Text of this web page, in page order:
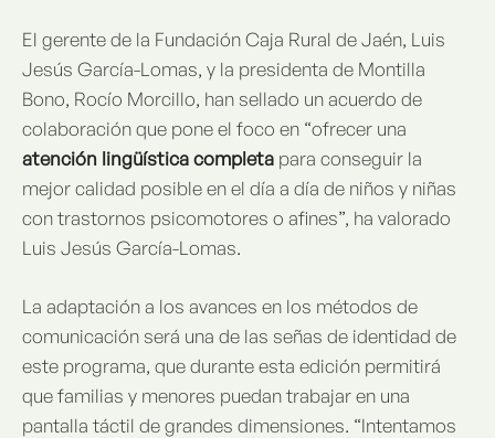
El gerente de la Fundación Caja Rural de Jaén, Luis
Jesús García-Lomas, y la presidenta de Montilla
Bono, Rocío Morcillo, han sellado un acuerdo de
colaboración que pone el foco en “ofrecer una
atención lingüística completa para conseguir la
mejor calidad posible en el día a día de niños y niñas
con trastornos psicomotores o afines”, ha valorado
Luis Jesús García-Lomas.
La adaptación a los avances en los métodos de
comunicación será una de las señas de identidad de
este programa, que durante esta edición permitirá
que familias y menores puedan trabajar en una
pantalla táctil de grandes dimensiones. “Intentamos